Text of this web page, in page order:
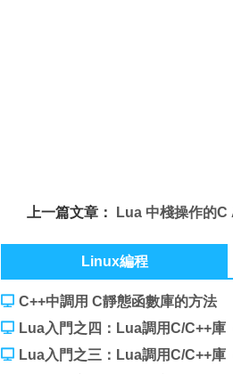
上一篇文章： Lua 中棧操作的C
Linux編程
C++中調用 C靜態函數庫的方法
Lua入門之四：Lua調用C/C++庫
Lua入門之三：Lua調用C/C++庫